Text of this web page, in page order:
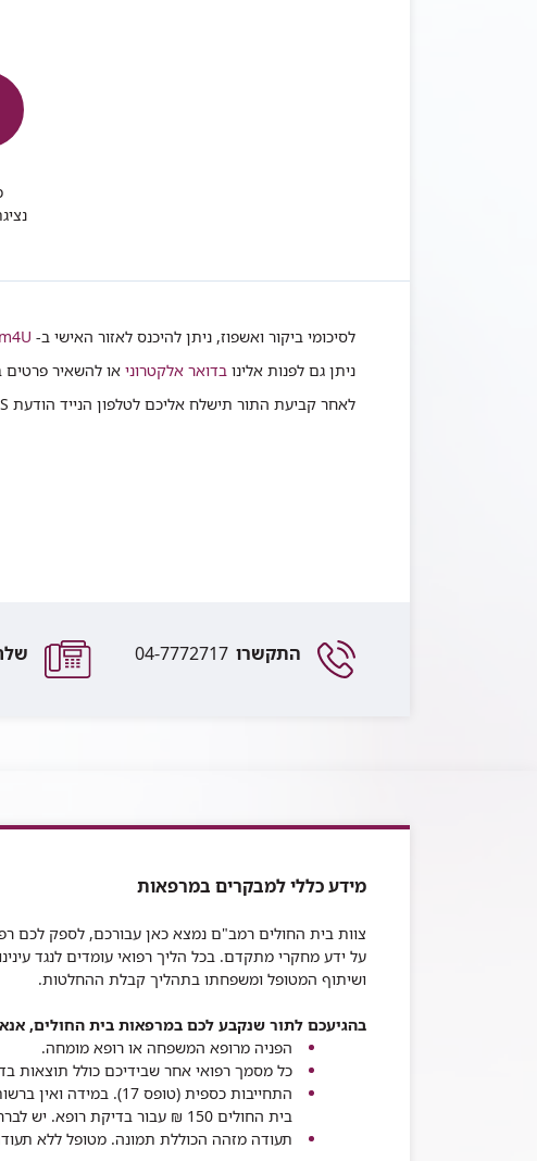
לסיכומי ביקור ואשפוז, ניתן להיכנס לאזור האישי ב-
ניתן גם לפנות אלינו בדואר אלקטרוני או להשאיר פרטים
לאחר קביעת התור תישלח אליכם לטלפון הנייד הודעת SMS בצירוף ההזמנה.
התקשרו 04-7772717
מידע כללי למבקרים במרפאות
צוות בית החולים רמב"ם נמצא כאן עבורכם, לספק לכם
על ידע מחקרי מתקדם. בכל הליך רפואי עומדים לנגד
ושיתוף המטופל ומשפחתו בתהליך קבלת ההחלטות.
בהגיעכם לתור שנקבע לכם במרפאות בית החולים,
הפניה מרופא המשפחה או רופא מומחה.
כל מסמך רפואי אחר שבידיכם כולל תוצאות
התחייבות כספית (טופס 17). במידה ואין ברשותך התחייבות כספית, ניתן לשלם ברוב מרפאות
בית החולים 150 ₪ עבור בדיקת רופא. יש לברר זאת בעת קביעת התור.
תעודה מזהה הכוללת תמונה. מטופל ללא